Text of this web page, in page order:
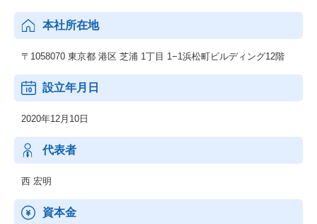
本社所在地
〒1058070 東京都 港区 芝浦 1丁目 1−1浜松町ビルディング12階
設立年月日
2020年12月10日
代表者
西 宏明
資本金